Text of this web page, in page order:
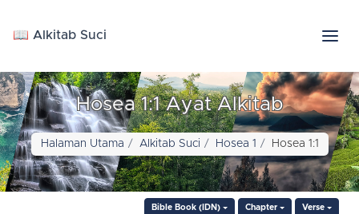
📖 Alkitab Suci
Hosea 1:1 Ayat Alkitab
Halaman Utama Alkitab Suci Hosea 1 Hosea 1:1
Bible Book (IDN) Chapter Verse